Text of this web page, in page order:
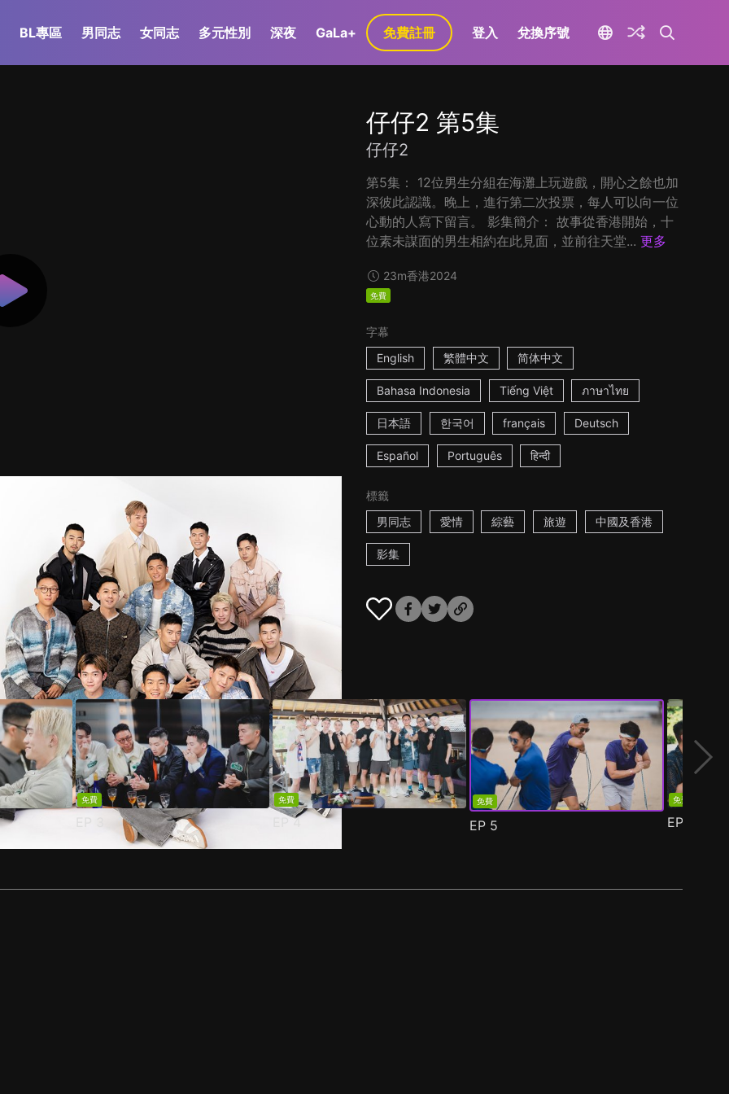
BL專區 男同志 女同志 多元性別 深夜 GaLa+ 免費註冊 登入 兌換序號
仔仔2 第5集
仔仔2
第5集： 12位男生分組在海灘上玩遊戲，開心之餘也加
深彼此認識。晚上，進行第二次投票，每人可以向一位
心動的人寫下留言。 影集簡介： 故事從香港開始，十
位素未謀面的男生相約在此見面，並前往天堂... 更多
23m香港2024
免費
字幕
English
繁體中文 简体中文
Bahasa Indonesia Tiếng Việt ภาษาไทย
日本語 한국어 français Deutsch
Español Português हिन्दी
標籤
男同志
愛情 綜藝 旅遊 中國及香港
影集
免費 免費
EP4
免費
EP 5
免費
EP